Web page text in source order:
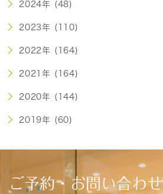
2024年 (48)
2023年 (110)
2022年 (164)
2021年 (164)
2020年 (144)
2019年 (60)
ご予約・お問い合わせ